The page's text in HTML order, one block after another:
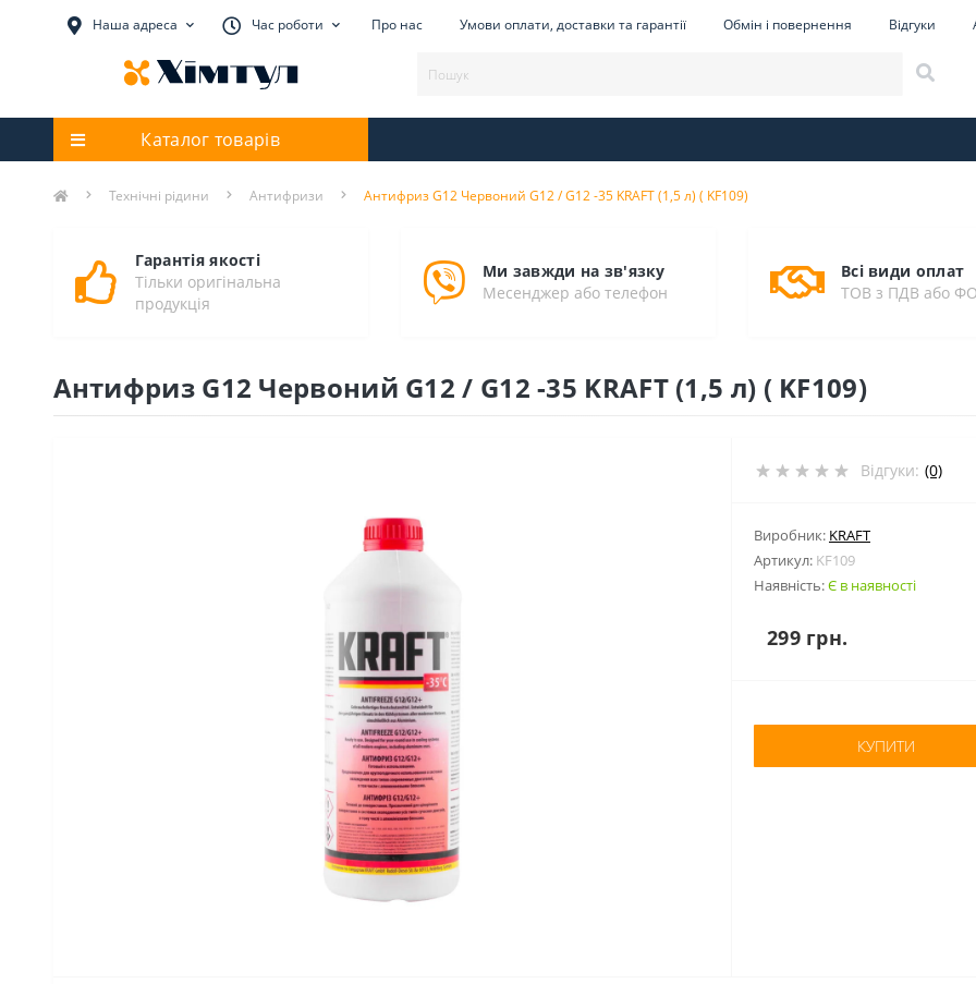
Наша адреса Час роботи Про нас Умови оплати, доставки та гарантії Обмін і повернення Відгуки
Каталог товарів
Технічні рідини Антифризи Антифриз G12 Червоний G12 / G12 -35 KRAFT (1,5 л) ( KF109)
Гарантія якості
Тільки оригінальна
продукція
Ми завжди на зв'язку
Месенджер або телефон
Всі види оплат
ТОВ з ПДВ або
Антифриз G12 Червоний G12 / G12 -35 KRAFT (1,5 л) ( KF109)
Відгуки: (0)
Виробник: KRAFT
Артикул: KF109
Наявність:Є в наявності
299 грн.
КУПИТИ